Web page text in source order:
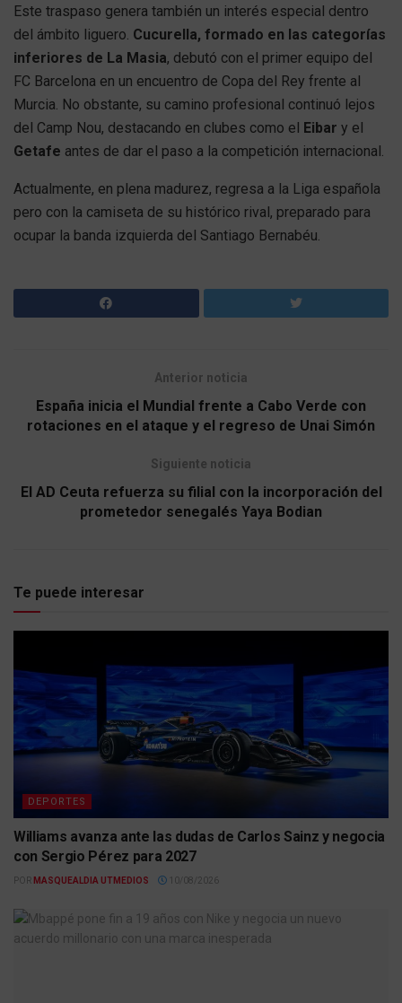
Este traspaso genera también un interés especial dentro
del ámbito liguero. Cucurella, formado en las categorías
inferiores de La Masia, debutó con el primer equipo del
FC Barcelona en un encuentro de Copa del Rey frente al
Murcia. No obstante, su camino profesional continuó lejos
del Camp Nou, destacando en clubes como el Eibar y el
Getafe antes de dar el paso a la competición internacional.
Actualmente, en plena madurez, regresa a la Liga española
pero con la camiseta de su histórico rival, preparado para
ocupar la banda izquierda del Santiago Bernabéu.
Anterior noticia
España inicia el Mundial frente a Cabo Verde con
rotaciones en el ataque y el regreso de Unai Simón
Siguiente noticia
El AD Ceuta refuerza su filial con la incorporación del
prometedor senegalés Yaya Bodian
Te puede interesar
DEPORTES
Williams avanza ante las dudas de Carlos Sainz y negocia
con Sergio Pérez para 2027
POR MASQUEALDIA UTMEDIOS 10/08/2026